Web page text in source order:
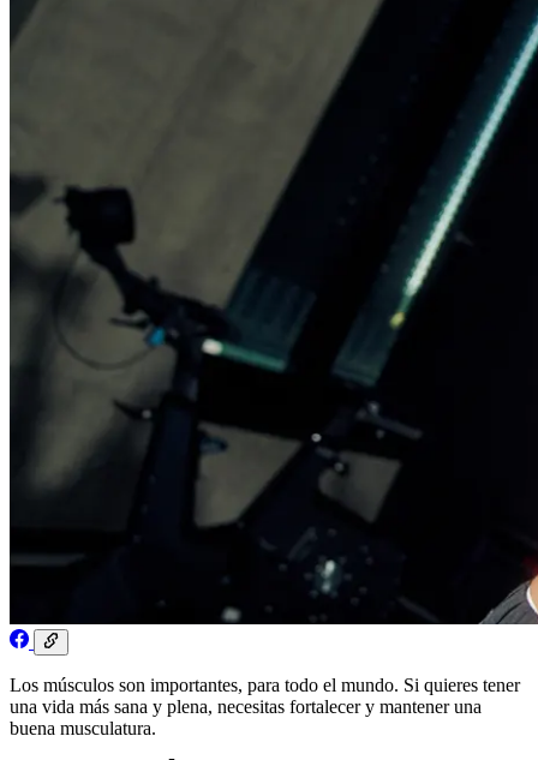
Los músculos son importantes, para todo el mundo. Si quieres tener
una vida más sana y plena, necesitas fortalecer y mantener una
buena musculatura.